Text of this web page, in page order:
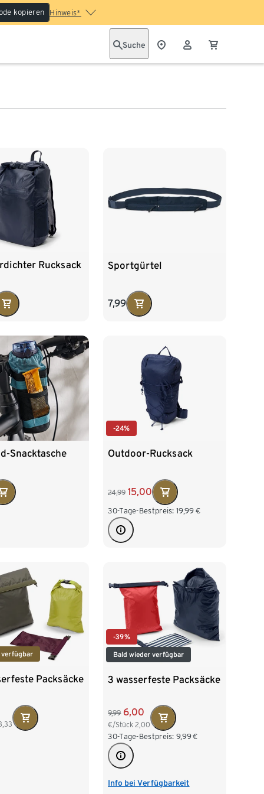
kopieren Hinweis*
Suche
Rucksack Sportgürtel
7,99
Snacktasche
-24%
Outdoor-Rucksack
24,99 15,00
30-Tage-Bestpreis: 19,99 €
verfügbar
Packsäcke
-39%
Bald wieder verfügbar
3 wasserfeste Packsäcke
9,99 6,00
€/Stück2,00
30-Tage-Bestpreis: 9,99€
Info bei Verfügbarkeit